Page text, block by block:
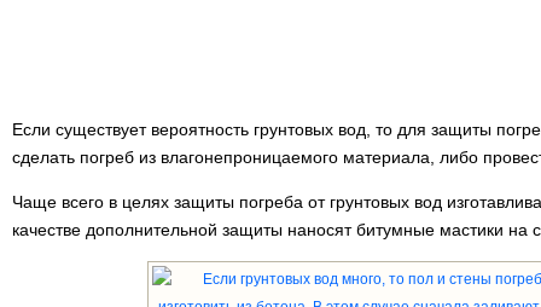
Если существует вероятность грунтовых вод, то для защиты
сделать погреб из влагонепроницаемого материала, либо
Чаще всего в целях защиты погреба от грунтовых вод
качестве дополнительной защиты наносят битумные мастики на